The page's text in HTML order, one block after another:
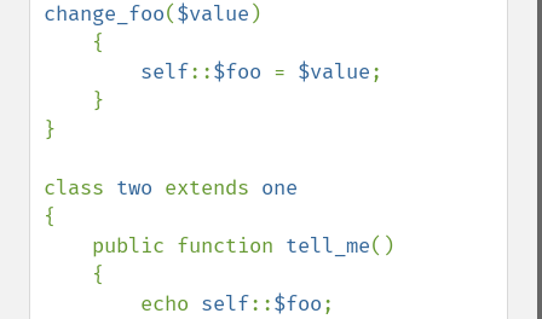
change_foo($value )
self::$foo = $value;
}
class two extends
{
    public function
tell_me()
        echo
self::$foo;